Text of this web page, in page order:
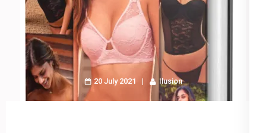
20 July 2021 Ilusion